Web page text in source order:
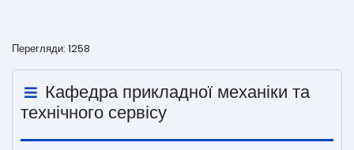
Перегляди: 1258
Кафедра прикладної механіки та
технічного сервісу